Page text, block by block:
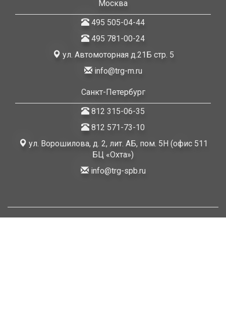
Москва
495 505-04-44
495 781-00-24
ул. Автомоторная д.21Б стр. 5
info@trg-m.ru
Санкт-Петербург
812 315-06-35
812 571-73-10
ул. Ворошилова, д. 2, лит. АБ, пом. 5Н (офис 511
БЦ «Охта»)
info@trg-spb.ru